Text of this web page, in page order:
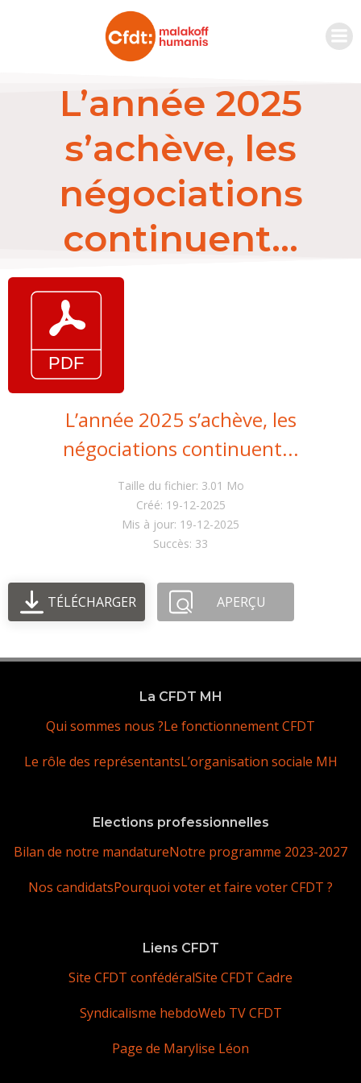
L’année 2025
s’achève, les
négociations
continuent…
L’année 2025 s’achève, les
négociations continuent...
Taille du fichier: 3.01 Mo
Créé: 19-12-2025
Mis à jour: 19-12-2025
Succès: 33
TÉLÉCHARGER APERÇU
La CFDT MH
Qui sommes nous ?Le fonctionnement CFDT
Le rôle des représentantsL’organisation sociale MH
Elections professionnelles
Bilan de notre mandatureNotre programme 2023-2027
Nos candidatsPourquoi voter et faire voter CFDT ?
Liens CFDT
Site CFDT confédéralSite CFDT Cadre
Syndicalisme hebdoWeb TV CFDT
Page de Marylise Léon